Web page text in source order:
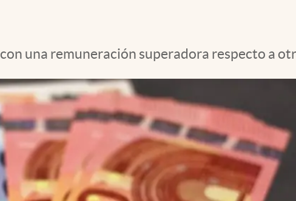
una remuneración superadora respecto a